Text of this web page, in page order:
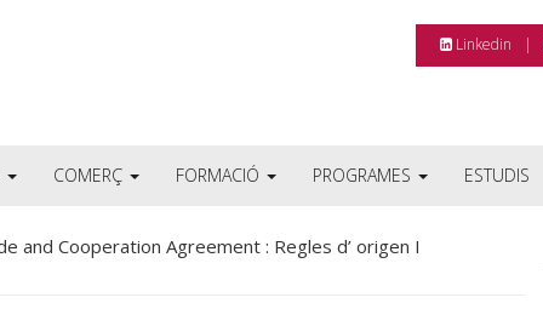
Linkedin
COMERÇ FORMACIÓ PROGRAMES ESTUDIS
and Cooperation Agreement : Regles d’ origen I